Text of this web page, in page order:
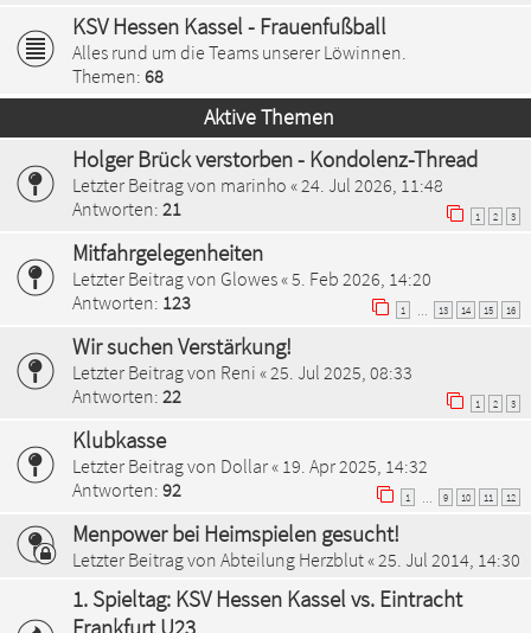
KSV Hessen Kassel - Frauenfußball
Alles rund um die Teams unserer Löwinnen.
Themen: 68
Aktive Themen
Holger Brück verstorben - Kondolenz-Thread
Letzter Beitrag von marinho « 24. Jul 2026, 11:48
Antworten: 21 1 2 3
Mitfahrgelegenheiten
Letzter Beitrag von Glowes«5. Feb 2026, 14:20
Antworten: 123 1 13 14 15 16
Wir suchen Verstärkung!
Letzter Beitrag von Reni « 25. Jul 2025, 08:33
Antworten: 22 1 2 3
Klubkasse
Letzter Beitrag von Dollar« 19. Apr 2025, 14:32
Antworten: 92 1 9 10 11 12
Menpower bei Heimspielen gesucht!
Letzter Beitrag von Abteilung Herzblut«25. Jul 2014, 14:30
1. Spieltag: KSV Hessen Kassel vs. Eintracht
Frankfurt U23